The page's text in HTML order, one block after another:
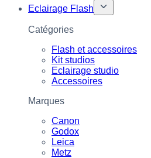
Eclairage Flash
Catégories
Flash et accessoires
Kit studios
Eclairage studio
Accessoires
Marques
Canon
Godox
Leica
Metz